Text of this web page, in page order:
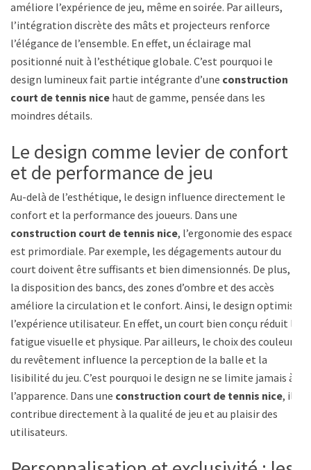
améliore l’expérience de jeu, même en soirée. Par ailleurs,
l’intégration discrète des mâts et projecteurs renforce
l’élégance de l’ensemble. En effet, un éclairage mal
positionné nuit à l’esthétique globale. C’est pourquoi le
design lumineux fait partie intégrante d’une construction
court de tennis nice haut de gamme, pensée dans les
moindres détails.
Le design comme levier de confort
et de performance de jeu
Au-delà de l’esthétique, le design influence directement le
confort et la performance des joueurs. Dans une
construction court de tennis nice, l’ergonomie des espaces
est primordiale. Par exemple, les dégagements autour du
court doivent être suffisants et bien dimensionnés. De plus,
la disposition des bancs, des zones d’ombre et des accès
améliore la circulation et le confort. Ainsi, le design optimise
l’expérience utilisateur. En effet, un court bien conçu réduit la
fatigue visuelle et physique. Par ailleurs, le choix des couleurs
du revêtement influence la perception de la balle et la
lisibilité du jeu. C’est pourquoi le design ne se limite jamais à
l’apparence. Dans une construction court de tennis nice, il
contribue directement à la qualité de jeu et au plaisir des
utilisateurs.